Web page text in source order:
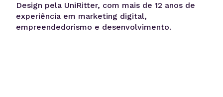
Design pela UniRitter, com mais de 12 anos de
experiência em marketing digital,
empreendedorismo e desenvolvimento.